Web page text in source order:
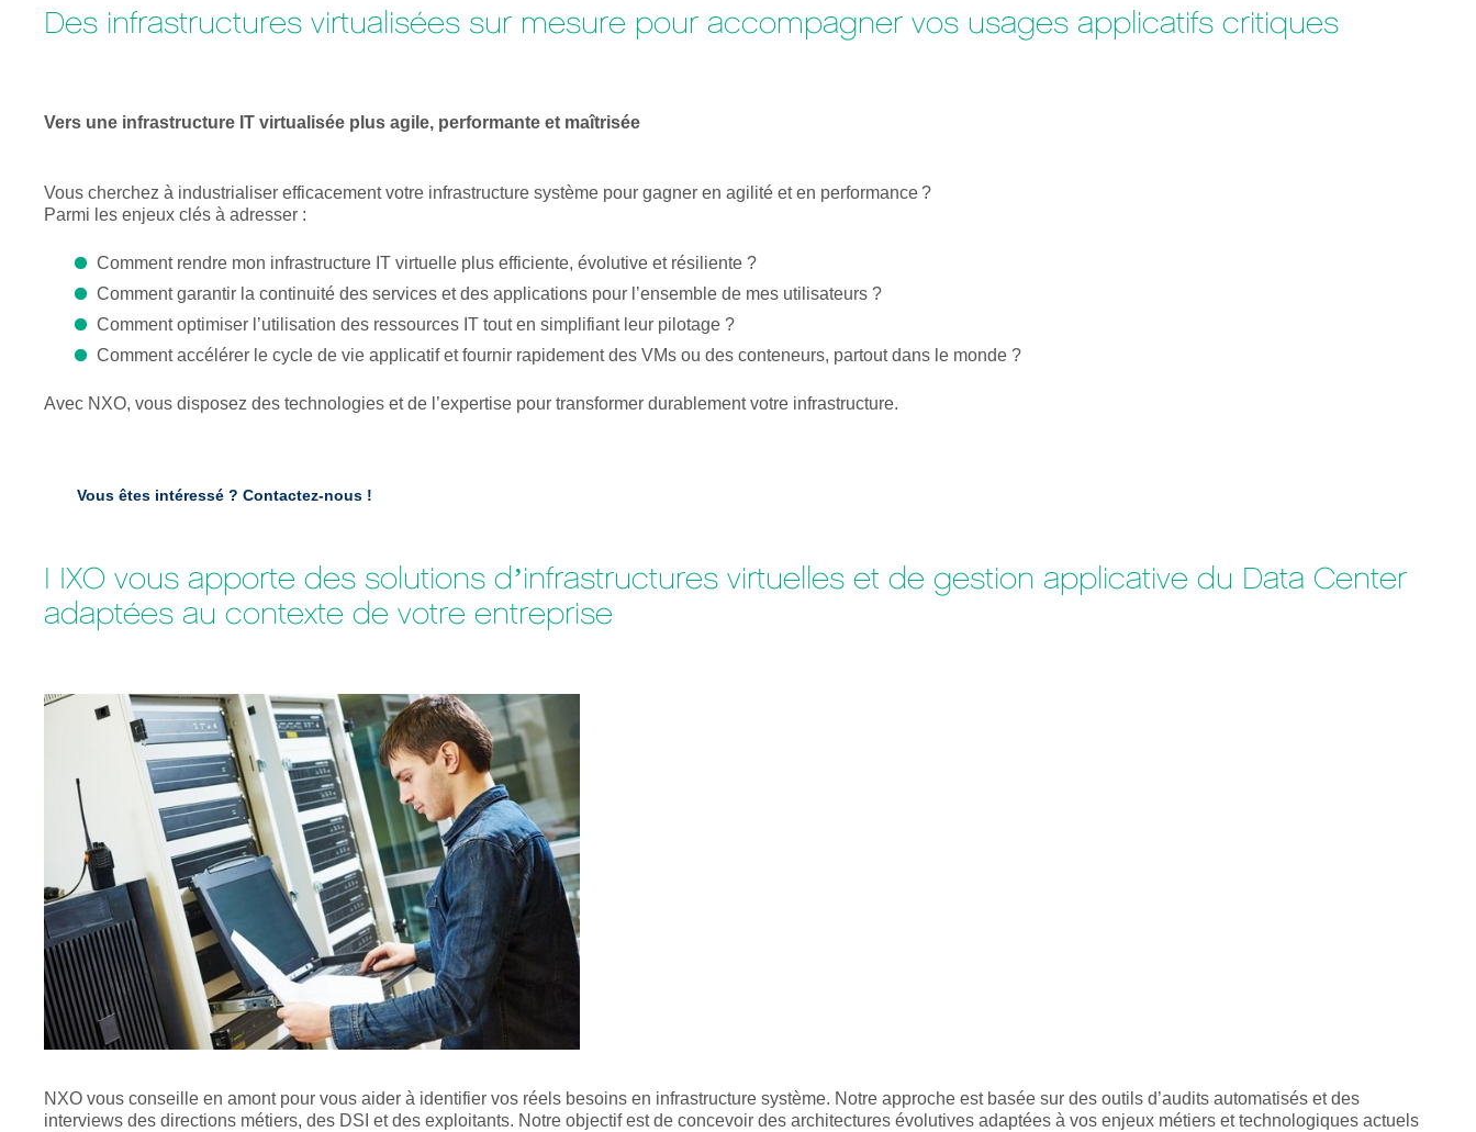
Des infrastructures virtualisées sur mesure pour accompagner vos usages applicatifs critiques
Vers une infrastructure IT virtualisée plus agile, performante et maîtrisée
Vous cherchez à industrialiser efficacement votre infrastructure système pour gagner en agilité et en performance ?
Parmi les enjeux clés à adresser :
Comment rendre mon infrastructure IT virtuelle plus efficiente, évolutive et résiliente ?
Comment garantir la continuité des services et des applications pour l’ensemble de mes utilisateurs ?
Comment optimiser l’utilisation des ressources IT tout en simplifiant leur pilotage ?
Comment accélérer le cycle de vie applicatif et fournir rapidement des VMs ou des conteneurs, partout dans le monde ?
Avec NXO, vous disposez des technologies et de l’expertise pour transformer durablement votre infrastructure.
Vous êtes intéressé ? Contactez-nous !
NXO vous apporte des solutions d’infrastructures virtuelles et de gestion applicative du Data Center
adaptées au contexte de votre entreprise
NXO vous conseille en amont pour vous aider à identifier vos réels besoins en infrastructure système. Notre approche est basée sur des outils d’audits automatisés et des
interviews des directions métiers, des DSI et des exploitants. Notre objectif est de concevoir des architectures évolutives adaptées à vos enjeux métiers et technologiques actuels